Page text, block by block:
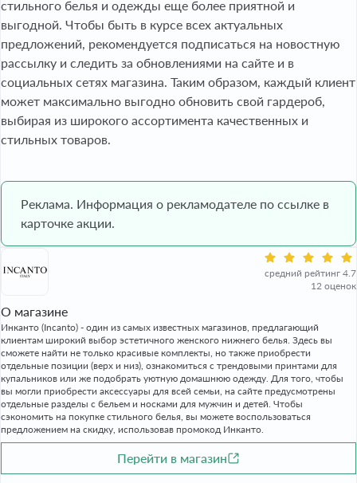
стильного белья и одежды еще более приятной и
выгодной. Чтобы быть в курсе всех актуальных
предложений, рекомендуется подписаться на новостную
рассылку и следить за обновлениями на сайте и в
социальных сетях магазина. Таким образом, каждый клиент
может максимально выгодно обновить свой гардероб,
выбирая из широкого ассортимента качественных и
стильных товаров.
Реклама. Информация о рекламодателе по ссылке в
карточке акции.
средний рейтинг 4.7
12 оценок
О магазине
Инканто (Incanto) - один из самых известных магазинов, предлагающий
клиентам широкий выбор эстетичного женского нижнего белья. Здесь вы
сможете найти не только красивые комплекты, но также приобрести
отдельные позиции (верх и низ), ознакомиться с трендовыми принтами для
купальников или же подобрать уютную домашнюю одежду. Для того, чтобы
вы могли приобрести аксессуары для всей семьи, на сайте предусмотрены
отдельные разделы с бельем и носками для мужчин и детей. Чтобы
сэкономить на покупке стильного белья, вы можете воспользоваться
предложением на скидку, использовав промокод Инканто.
Перейти в магазин